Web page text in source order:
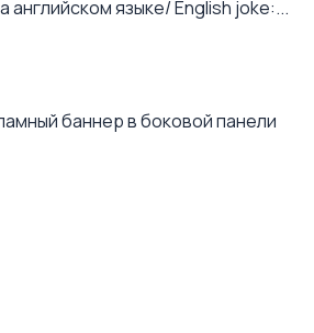
английском языке/ English joke:...